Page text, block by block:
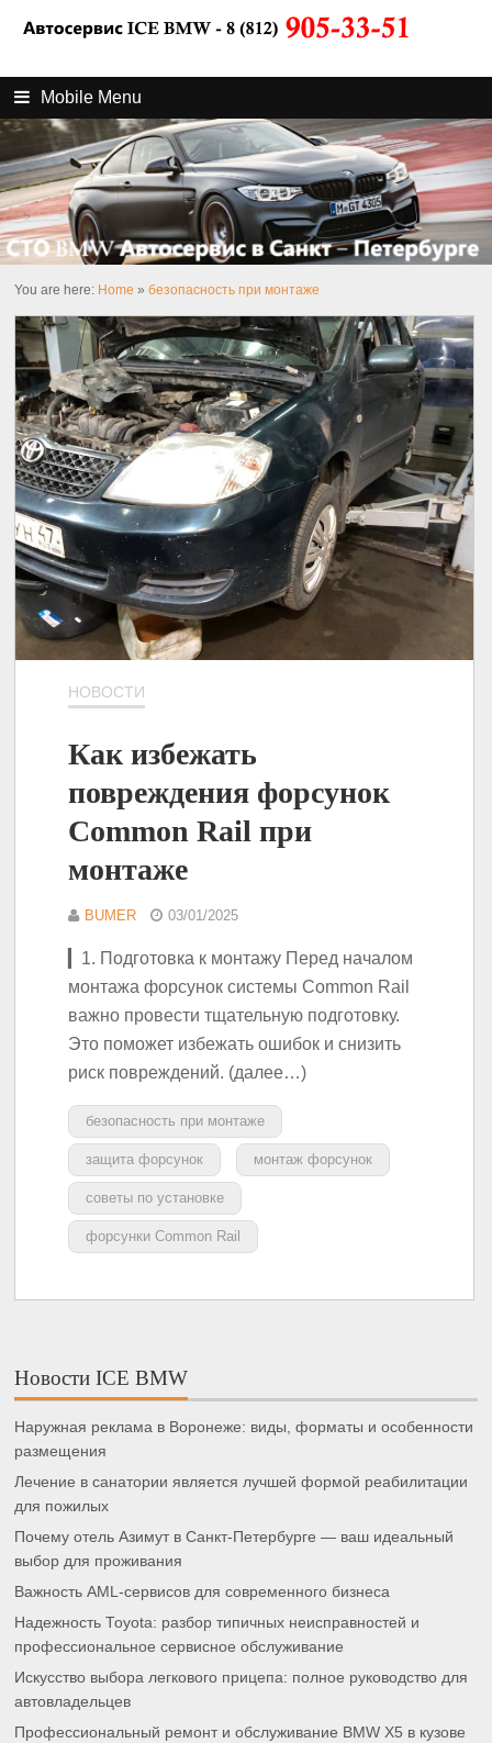
Mobile Menu
You are here: Home »безопасность при монтаже
НОВОСТИ
Как избежать
повреждения форсунок
Common Rail при
монтаже
BUMER 03/01/2025
▎1. Подготовка к монтажу Перед началом
монтажа форсунок системы Common Rail
важно провести тщательную подготовку.
Это поможет избежать ошибок и снизить
риск повреждений. (далее…)
безопасность при монтаже
защита форсунок монтаж форсунок
советы по установке
форсунки Common Rail
Новости ICE BMW
Наружная реклама в Воронеже: виды, форматы и особенности
размещения
Лечение в санатории является лучшей формой реабилитации
для пожилых
Почему отель Азимут в Санкт-Петербурге — ваш идеальный
выбор для проживания
Важность AML-сервисов для современного бизнеса
Надежность Toyota: разбор типичных неисправностей и
профессиональное сервисное обслуживание
Искусство выбора легкового прицепа: полное руководство для
автовладельцев
Профессиональный ремонт и обслуживание BMW X5 в кузове